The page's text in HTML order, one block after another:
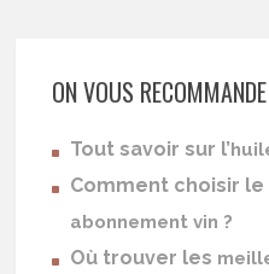
ON VOUS
Tout savoir sur l’
Comment choisir le
abonnement vin ?
Où trouver les